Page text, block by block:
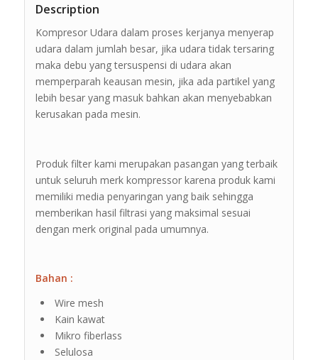
Description
Kompresor Udara dalam proses kerjanya menyerap
udara dalam jumlah besar, jika udara tidak tersaring
maka debu yang tersuspensi di udara akan
memperparah keausan mesin, jika ada partikel yang
lebih besar yang masuk bahkan akan menyebabkan
kerusakan pada mesin.
Produk filter kami merupakan pasangan yang terbaik
untuk seluruh merk kompressor karena produk kami
memiliki media penyaringan yang baik sehingga
memberikan hasil filtrasi yang maksimal sesuai
dengan merk original pada umumnya.
Bahan :
Wire mesh
Kain kawat
Mikro fiberlass
Selulosa